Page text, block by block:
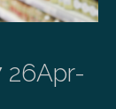
26Apr-